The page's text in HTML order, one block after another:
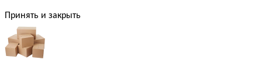
Принять и закрыть